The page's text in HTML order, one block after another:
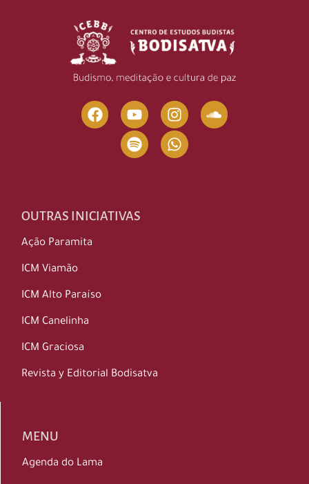
OUTRAS INICIATIVAS
Ação Paramita
ICM Viamão
ICM Alto Paraíso
ICM Canelinha
ICM Graciosa
Revista y Editorial Bodisatva
MENU
Agenda do Lama